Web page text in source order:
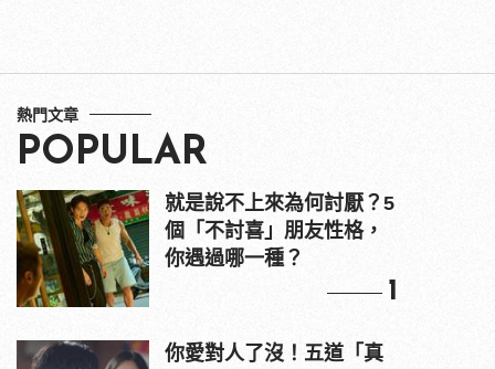
熱門文章
POPULAR
就是說不上來為何討厭？5
個「不討喜」朋友性格，
你遇過哪一種？
1
你愛對人了沒！五道「真